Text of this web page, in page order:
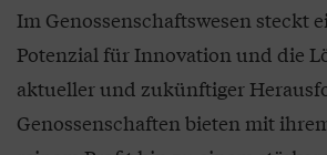
Im Genossenschaftswesen steckt
Potenzial für Innovation und die
aktueller und zukünftiger
Genossenschaften bieten mit